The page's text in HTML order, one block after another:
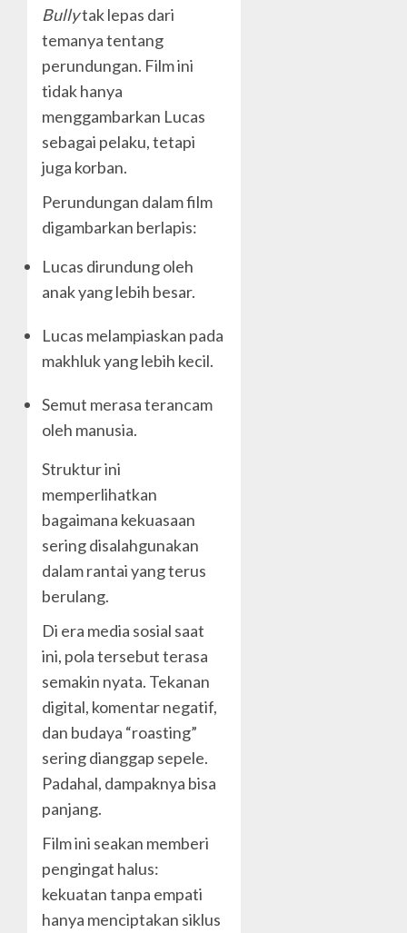
Bullytak lepas dari
temanya tentang
perundungan. Film ini
tidak hanya
menggambarkan Lucas
sebagai pelaku, tetapi
juga korban.
Perundungan dalam film
digambarkan berlapis:
Lucas dirundung oleh
anak yang lebih besar.
Lucas melampiaskan pada
makhluk yang lebih kecil.
Semut merasa terancam
oleh manusia.
Struktur ini
memperlihatkan
bagaimana kekuasaan
sering disalahgunakan
dalam rantai yang terus
berulang.
Di era media sosial saat
ini, pola tersebut terasa
semakin nyata. Tekanan
digital, komentar negatif,
dan budaya “roasting”
sering dianggap sepele.
Padahal, dampaknya bisa
panjang.
Film ini seakan memberi
pengingat halus:
kekuatan tanpa empati
hanya menciptakan siklus